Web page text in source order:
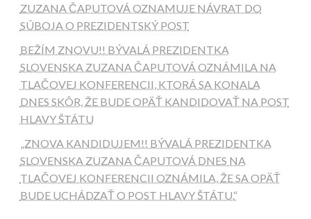
ZUZANA ČAPUTOVÁ OZNAMUJE NÁVRAT DO
SÚBOJA O PREZIDENTSKÝ POST
BEŽÍM ZNOVU!! BÝVALÁ PREZIDENTKA
SLOVENSKA ZUZANA ČAPUTOVÁ OZNÁMILA NA
TLAČOVEJ KONFERENCII, KTORÁ SA KONALA
DNES SKÔR, ŽE BUDE OPÄŤ KANDIDOVAŤ NA POST
HLAVY ŠTÁTU
„ZNOVA KANDIDUJEM!! BÝVALÁ PREZIDENTKA
SLOVENSKA ZUZANA ČAPUTOVÁ DNES NA
TLAČOVEJ KONFERENCII OZNÁMILA, ŽE SA OPÄŤ
BUDE UCHÁDZAŤ O POST HLAVY ŠTÁTU.“